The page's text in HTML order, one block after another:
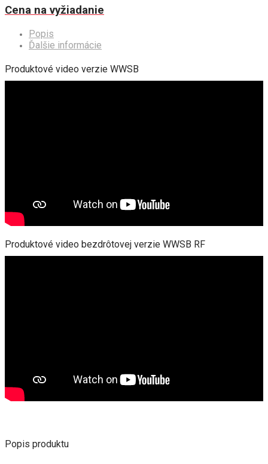
Cena na vyžiadanie
Popis
Ďalšie informácie
Produktové video verzie WWSB
Produktové video bezdrôtovej verzie WWSB RF
Popis produktu